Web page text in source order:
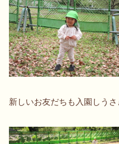
新しいお友だちも入園しう